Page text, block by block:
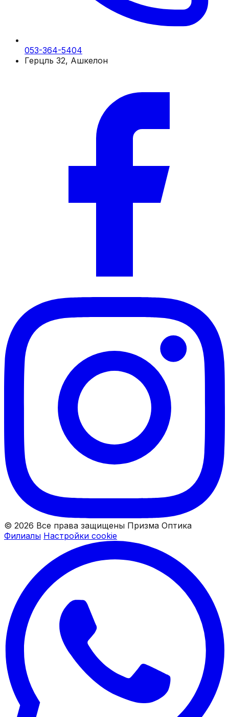
053-364-5404
Герцль 32, Ашкелон
© 2026 Все права защищены Призма Оптика
Филиалы Настройки cookie